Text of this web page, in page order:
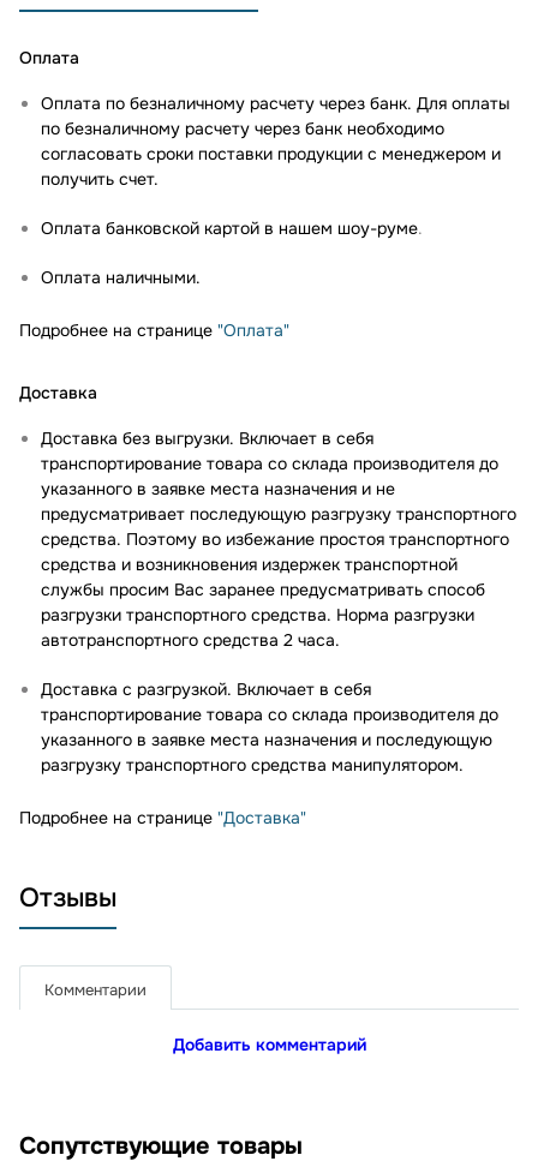
Оплата
Оплата по безналичному расчету через банк. Для оплаты
по безналичному расчету через банк необходимо
согласовать сроки поставки продукции с менеджером и
получить счет.
Оплата банковской картой в нашем шоу-руме.
Оплата наличными.
Подробнее на странице "Оплата"
Доставка
Доставка без выгрузки. Включает в себя
транспортирование товара со склада производителя до
указанного в заявке места назначения и не
предусматривает последующую разгрузку транспортного
средства. Поэтому во избежание простоя транспортного
средства и возникновения издержек транспортной
службы просим Вас заранее предусматривать способ
разгрузки транспортного средства. Норма разгрузки
автотранспортного средства 2 часа.
Доставка с разгрузкой. Включает в себя
транспортирование товара со склада производителя до
указанного в заявке места назначения и последующую
разгрузку транспортного средства манипулятором.
Подробнее на странице "Доставка"
Отзывы
Комментарии
Добавить комментарий
Сопутствующие товары